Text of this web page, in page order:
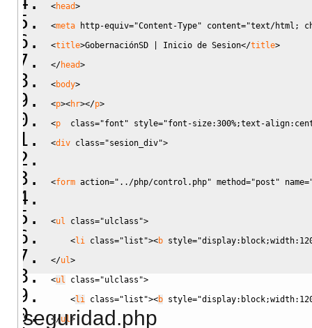
<head>
<meta http-equiv="Content-Type" content="text/html;
<title>GobernaciónSD | Inicio de Sesion</title>
</head>
<body>
<p><hr></p>
<p class="font" style="font-size:300%;text-
<div class="sesion_div">
<form action="../php/control.php" method="post" name=
<ul class="ulclass">
<li class="list"><b style=
</ul>
<ul class="ulclass">
<li class="list"><b style=
</ ul >
seguridad.php